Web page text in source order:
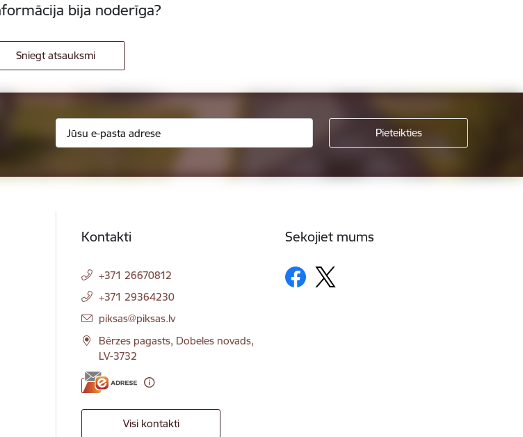
bija noderīga?
Sniegt atsauksmi
Kontakti
+371 26670812
+371 29364230
E-pasts:
piksas@piksas.lv
Bērzes pagasts, Dobeles novads,
LV-3732
Visi kontakti
Sekojiet mums